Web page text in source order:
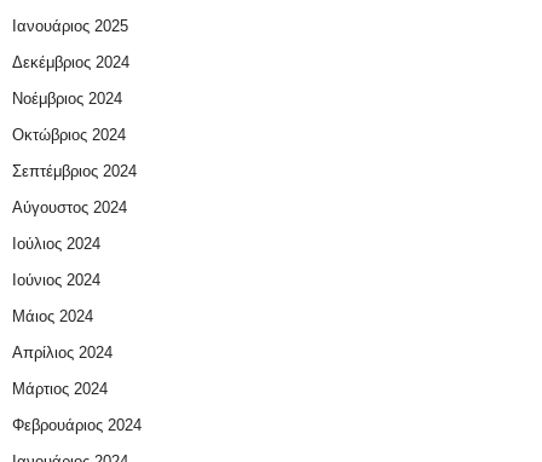
Ιανουάριος 2025
Δεκέμβριος 2024
Νοέμβριος 2024
Οκτώβριος 2024
Σεπτέμβριος 2024
Αύγουστος 2024
Ιούλιος 2024
Ιούνιος 2024
Μάιος 2024
Απρίλιος 2024
Μάρτιος 2024
Φεβρουάριος 2024